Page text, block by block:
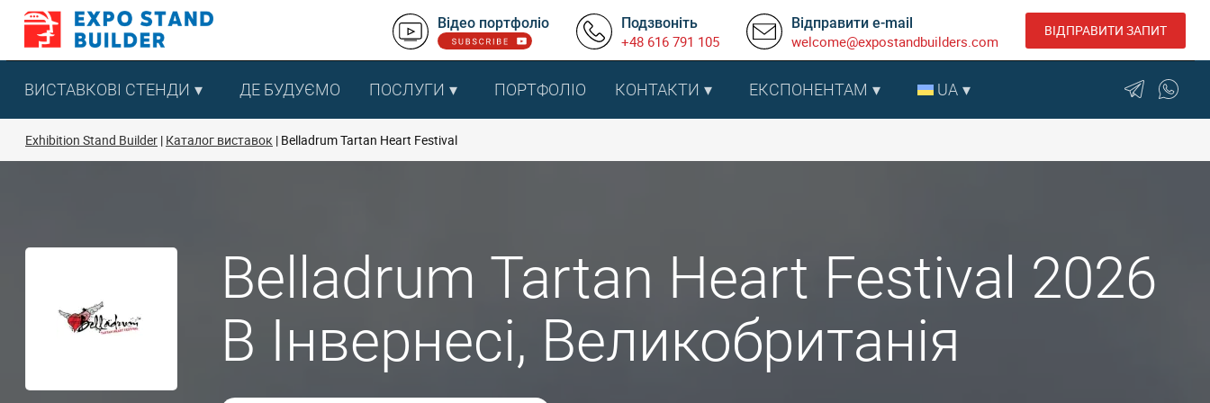
Перейти
змісту
Відео портфоліо Подзвоніть
+48 616 791 105
Відправити e-mail
welcome@expostandbuilders.com
ВІДПРАВИТИ ЗАПИТ
ВИСТАВКОВІ СТЕНДИ ДЕ БУДУЄМО ПОСЛУГИ ПОРТФОЛІО КОНТАКТИ ЕКСПОНЕНТАМ UA
Exhibition Stand Builder Каталог виставок Belladrum Tartan Heart Festival
Belladrum Tartan Heart Festival 2026
В Інвернесі, Великобританія